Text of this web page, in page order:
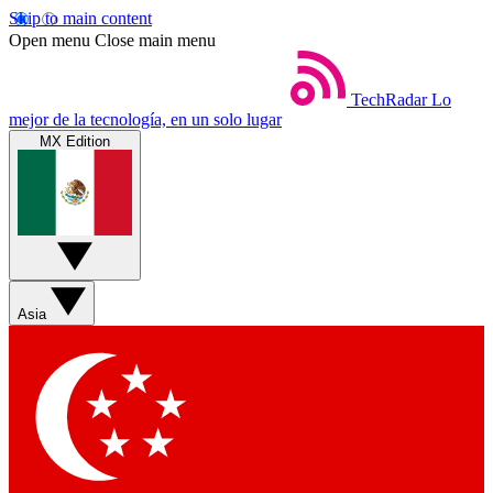
Skip to main content
Open menu Close main menu
TechRadar Lo
mejor de la tecnología, en un solo lugar
MX Edition
Asia